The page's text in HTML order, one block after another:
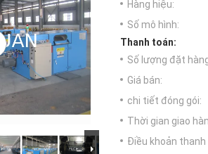
Hàng hiệu:
Số mô hình:
Thanh toán:
Số lượng đặt
Giá bán:
chi tiết đóng gói:
Thời gian giao
Điều khoản thanh